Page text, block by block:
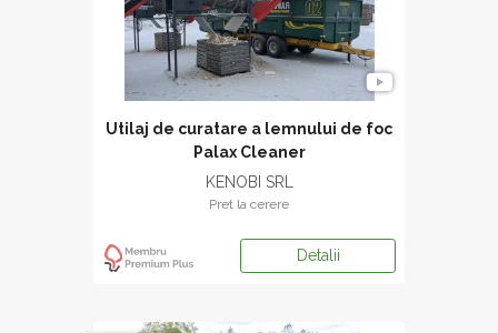
Utilaj de curatare a lemnului de foc
Palax Cleaner
KENOBI SRL
Pret la cerere
Detalii